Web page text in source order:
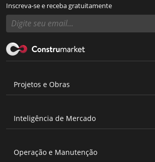
Inscreva-se e receba gratuitamente
Projetos e Obras
Inteligência de Mercado
Operação e Manutenção